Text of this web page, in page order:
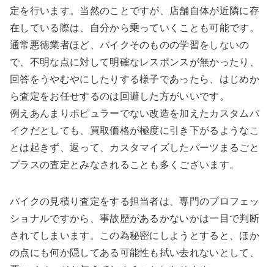
定を行います。当然のことですが、店舗自体が近隣に存
在している際は、自分から乗っていくことも可能です。
通常悪徳業者ほど、バイクそのものの学習をしないの
で、不明な点に対して明確なレスポンスが無かったり、
回答をうやむやにしたりする様子であったら、はじめか
ら査定をお任せするのは回避した方がいいです。
例えあんまりポピュラーでない改造を加えたカスタムバ
イクだとしても、買取価格が極度に引き下がるようなこ
とは起きず、返って、カスタマイズしたパーツまるごと
プラスの査定とみなされることも多くございます。
バイクの見積り査定をする担当者は、専門のプロフェッ
ショナルですから、事故歴があるかないかは一目で判断
されてしまいます。この為秘密にしようとすると、ほか
の点にも何か隠してある可能性も拭い去れないとして、